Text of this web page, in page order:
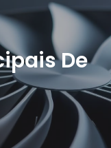
De